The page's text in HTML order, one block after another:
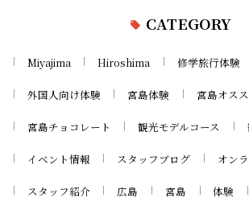
CATEGORY
Miyajima Hiroshima 修学旅行体験
外国人向け体験 宮島体験 宮島オス
宮島チョコレート 観光モデルコース
イベント情報 スタッフブログ オン
スタッフ紹介 広島 宮島 体験